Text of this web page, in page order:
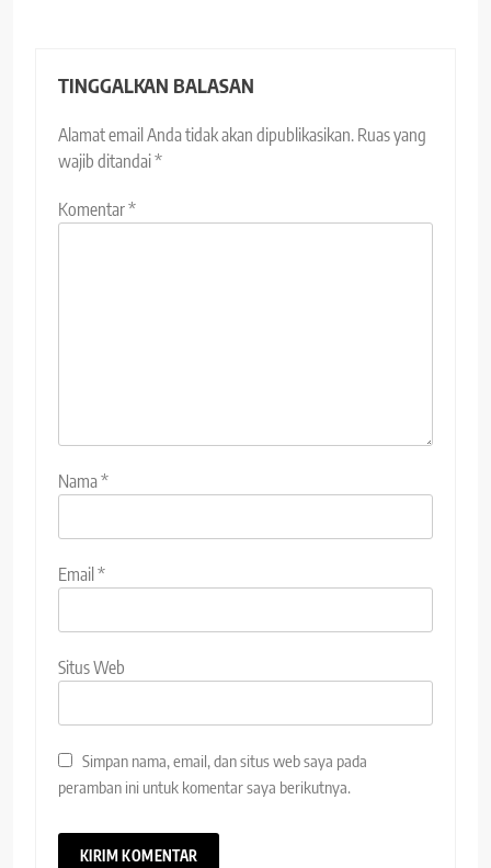
TINGGALKAN BALASAN
Alamat email Anda tidak akan dipublikasikan. Ruas yang
wajib ditandai*
Komentar*
Nama*
Email *
Situs Web
Simpan nama, email, dan situs web saya pada
peramban ini untuk komentar saya berikutnya.